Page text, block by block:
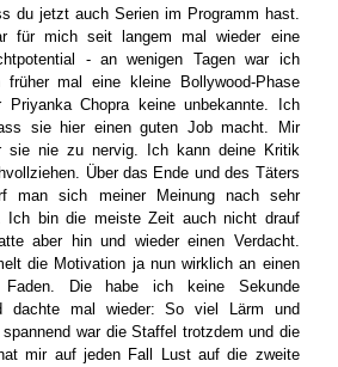
du jetzt auch Serien im Programm hast.
für mich seit langem mal wieder eine
- an wenigen Tagen war ich
mal eine kleine Bollywood-Phase
Priyanka Chopra keine unbekannte. Ich
sie hier einen guten Job macht. Mir
sie nie zu nervig. Ich kann deine Kritik
Über das Ende und des Täters
man sich meiner Meinung nach sehr
Ich bin die meiste Zeit auch nicht drauf
aber hin und wieder einen Verdacht.
die Motivation ja nun wirklich an einen
Faden. Die habe ich keine Sekunde
dachte mal wieder: So viel Lärm und
war die Staffel trotzdem und die
mir auf jeden Fall Lust auf die zweite